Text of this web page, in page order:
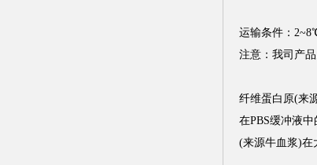
运输条件：
注意：我司产
纤维蛋白原(来
在PBS缓冲液
(来源牛血浆)在